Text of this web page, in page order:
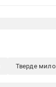
Тверде мило